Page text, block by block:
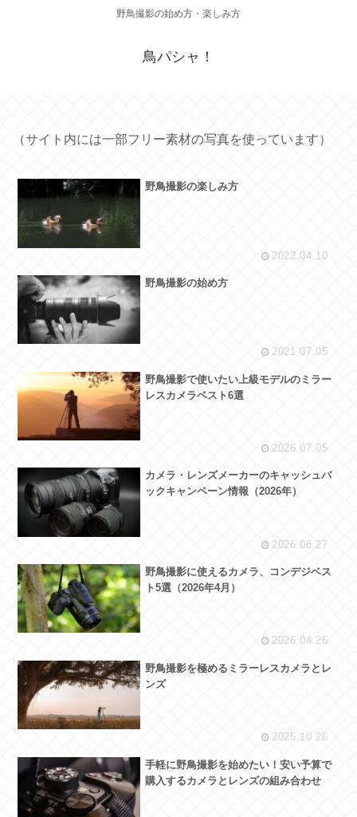
野鳥撮影の始め方・楽しみ方
鳥パシャ！
（サイト内には一部フリー素材の写真を使っています）
野鳥撮影の楽しみ方
2022.04.10
野鳥撮影の始め方
2021.07.05
野鳥撮影で使いたい上級モデルのミラー
レスカメラベスト6選
2026.07.05
カメラ・レンズメーカーのキャッシュバ
ックキャンペーン情報（2026年）
2026.06.27
野鳥撮影に使えるカメラ、コンデジベス
ト5選（2026年4月）
2026.04.26
野鳥撮影を極めるミラーレスカメラとレ
ンズ
2025.10.26
手軽に野鳥撮影を始めたい！安い予算で
購入するカメラとレンズの組み合わせ